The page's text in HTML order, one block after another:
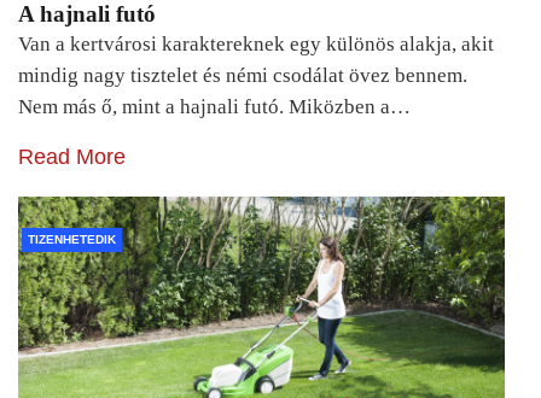
A hajnali futó
Van a kertvárosi karaktereknek egy különös alakja, akit
mindig nagy tisztelet és némi csodálat övez bennem.
Nem más ő, mint a hajnali futó. Miközben a…
Read More
TIZENHETEDIK